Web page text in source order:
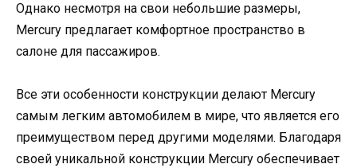
Однако несмотря на свои небольшие размеры,
Mercury предлагает комфортное пространство в
салоне для пассажиров.
Все эти особенности конструкции делают Mercury
самым легким автомобилем в мире, что является его
преимуществом перед другими моделями. Благодаря
своей уникальной конструкции Mercury обеспечивает